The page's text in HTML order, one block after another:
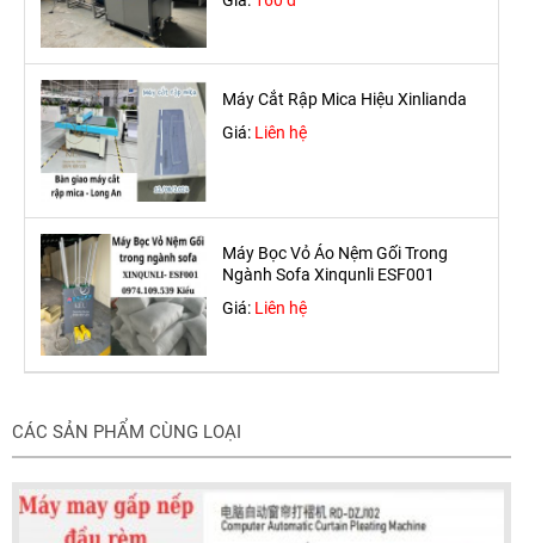
Máy Cắt Rập Mica Hiệu Xinlianda
Giá: Liên hệ
Máy Bọc Vỏ Áo Nệm Gối Trong
Ngành Sofa Xinqunli ESF001
Giá: Liên hệ
CÁC SẢN PHẨM CÙNG LOẠI